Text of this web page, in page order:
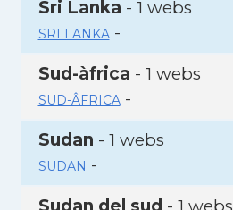
Sri Lanka - 1 webs
SRI LANKA-
Sud-àfrica - 1 webs
SUD-ÂFRICA-
Sudan - 1 webs
SUDAN -